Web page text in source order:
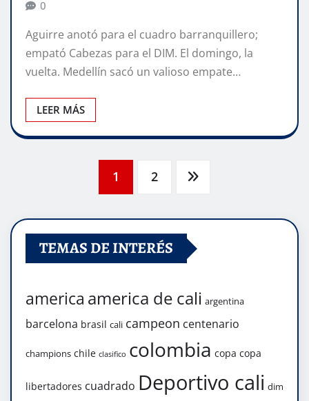
0
Aguirre anotó para el cuadro barranquillero;
empató Cabezas para el DIM. El domingo, la
vuelta. Medellín sacó un valioso empate…
LEER MÁS
Navegación
de
entradas
1 2
TEMAS DE INTERÉS
america america de cali argentina
barcelona brasil cali campeon centenario
champions chile clasifico colombia copa copa
libertadores cuadrado Deportivo cali dim